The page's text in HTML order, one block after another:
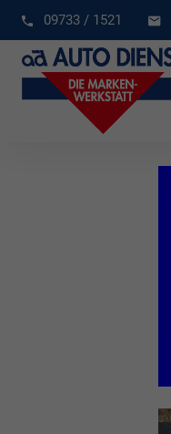
09733 / 1521